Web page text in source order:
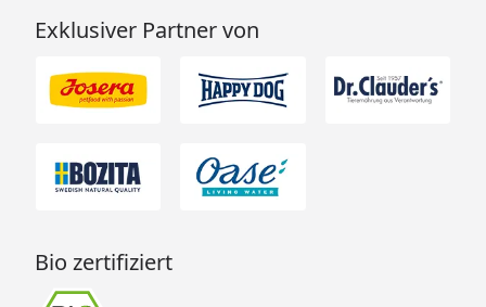
Exklusiver Partner von
Bio zertifiziert